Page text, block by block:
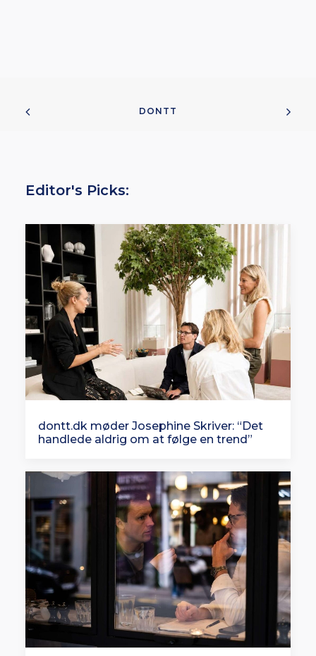
DONTT
Editor's Picks:
dontt.dk møder Josephine Skriver: “Det
handlede aldrig om at følge en trend”